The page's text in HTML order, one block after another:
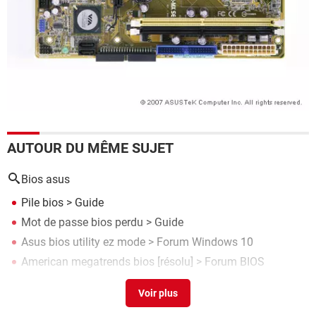
AUTOUR DU MÊME SUJET
Bios asus
Pile bios > Guide
Mot de passe bios perdu > Guide
Asus bios utility ez mode > Forum Windows 10
American megatrends bios [résolu] > Forum BIOS
Mode sans échec asus>Forum BIOS